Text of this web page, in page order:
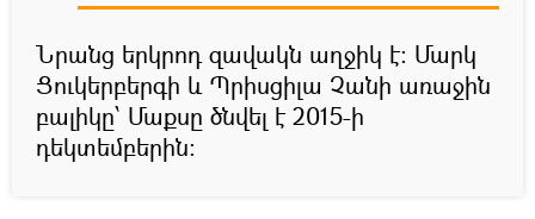
Նրանց երկրոդ զավակն աղջիկ է: Մարկ
Ցուկերբերգի և Պրիսցիլա Չանի առաջին
բալիկը՝ Մաքսը ծնվել է 2015-ի
դեկտեմբերին: